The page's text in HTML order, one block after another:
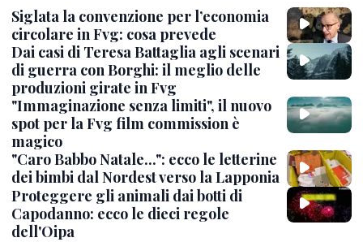
Siglata la convenzione per l’economia
circolare in Fvg: cosa prevede
Dai casi di Teresa Battaglia agli scenari
di guerra con Borghi: il meglio delle
produzioni girate in Fvg
"Immaginazione senza limiti", il nuovo
spot per la Fvg film commission è
magico
"Caro Babbo Natale...": ecco le letterine
dei bimbi dal Nordest verso la Lapponia
Proteggere gli animali dai botti di
Capodanno: ecco le dieci regole
dell'Oipa